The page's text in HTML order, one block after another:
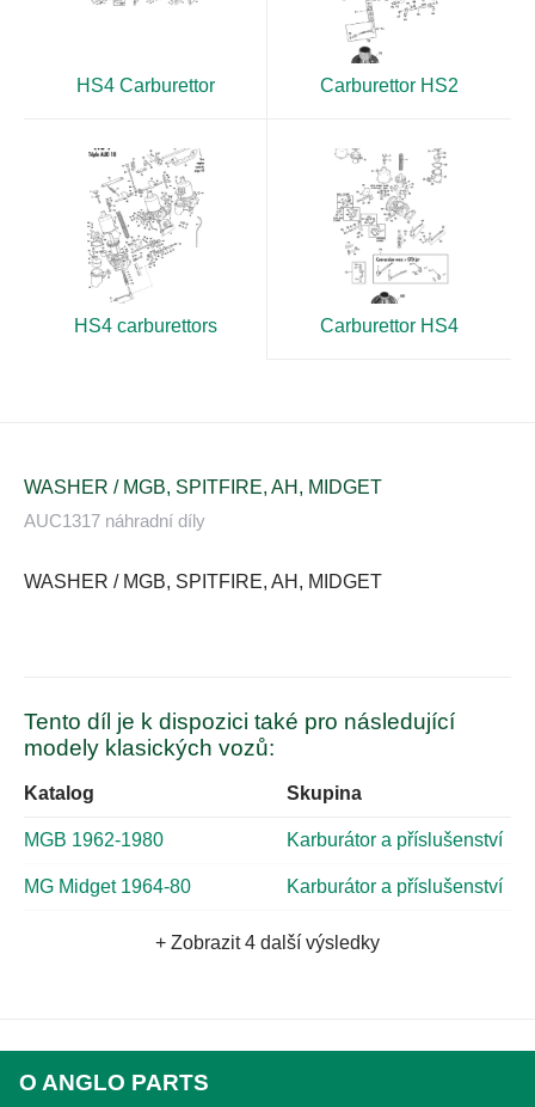
HS4 Carburettor Carburettor HS2
HS4 carburettors Carburettor HS4
WASHER / MGB, SPITFIRE, AH, MIDGET
AUC1317 náhradní díly
WASHER / MGB, SPITFIRE, AH, MIDGET
Tento díl je k dispozici také pro následující
modely klasických vozů:
Katalog Skupina
MGB 1962-1980 Karburátor a příslušenství
MG Midget 1964-80 Karburátor a příslušenství
+ Zobrazit 4 další výsledky
O ANGLO PARTS